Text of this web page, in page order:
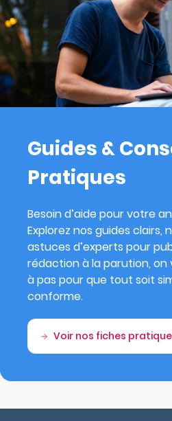
Guides &
Pratiques
Besoin d’aide pour votre
Explorez nos guides clairs,
astuces d’experts pour
rédaction à la parution,
à pas pour que tout soit
conforme.
Voir nos fiches